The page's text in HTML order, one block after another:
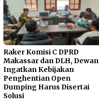
Raker Komisi C DPRD
Makassar dan DLH, Dewan
Ingatkan Kebijakan
Penghentian Open
Dumping Harus Disertai
Solusi